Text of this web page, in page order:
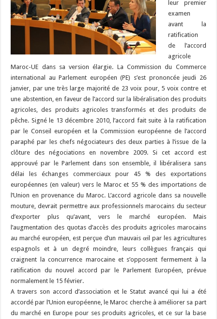
leur premier
examen
avant la
ratification
de l’accord
agricole
Maroc-UE dans sa version élargie. La Commission du Commerce
international au Parlement européen (PE) s’est prononcée jeudi 26
janvier, par une très large majorité de 23 voix pour, 5 voix contre et
une abstention, en faveur de l’accord sur la libéralisation des produits
agricoles, des produits agricoles transformés et des produits de
pêche. Signé le 13 décembre 2010, l’accord fait suite à la ratification
par le Conseil européen et la Commission européenne de l’accord
paraphé par les chefs négociateurs des deux parties à l’issue de la
clôture des négociations en novembre 2009. Si cet accord est
approuvé par le Parlement dans son ensemble, il libéralisera sans
délai les échanges commerciaux pour 45 % des exportations
européennes (en valeur) vers le Maroc et 55 % des importations de
l’Union en provenance du Maroc. L’accord agricole dans sa nouvelle
mouture, devrait permettre aux professionnels marocains du secteur
d’exporter plus qu’avant, vers le marché européen. Mais
l’augmentation des quotas d’accès des produits agricoles marocains
au marché européen, est perçue d’un mauvais œil par les agricultures
espagnols et à un degré moindre, leurs collègues français qui
craignent la concurrence marocaine et s’opposent fermement à la
ratification du nouvel accord par le Parlement Européen, prévue
normalement le 15 février.
A travers son accord d’association et le Statut avancé qui lui a été
accordé par l’Union européenne, le Maroc cherche à améliorer sa part
du marché en Europe pour ses produits agricoles, et ce sur la base